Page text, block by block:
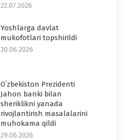
22.07.2026
Yoshlarga davlat
mukofotlari topshirildi
30.06.2026
Oʻzbekiston Prezidenti
Jahon banki bilan
sheriklikni yanada
rivojlantirish masalalarini
muhokama qildi
29.06.2026